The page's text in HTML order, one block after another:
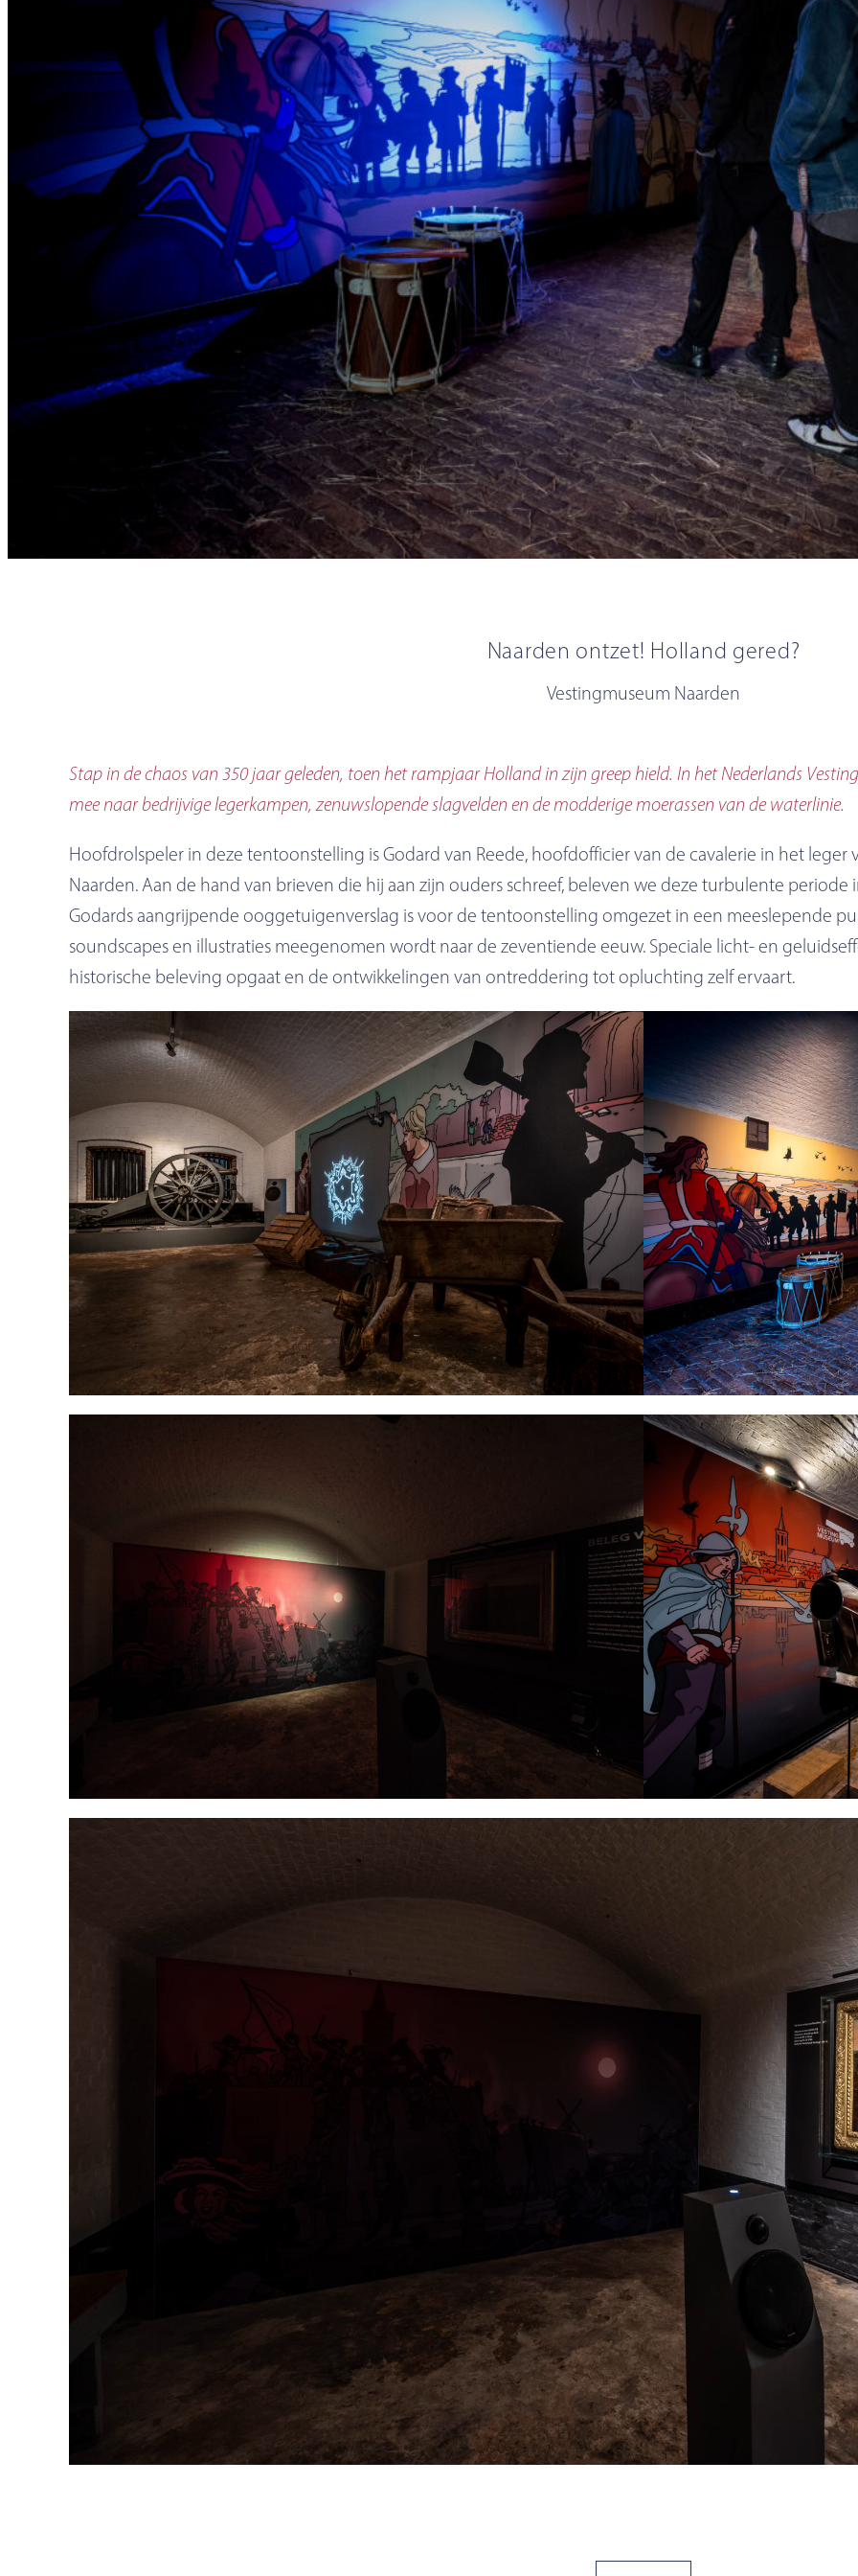
Naarden ontzet! Holland gered?
Vestingmuseum Naarden
Stap in de chaos van 350 jaar geleden, toen het rampjaar Holland in zijn greep hield. In het Nederlands
mee naar bedrijvige legerkampen, zenuwslopende slagvelden en de modderige moerassen van de waterlinie.
Hoofdrolspeler in deze tentoonstelling is Godard van Reede, hoofdofficier van de cavalerie in het leger
Naarden. Aan de hand van brieven die hij aan zijn ouders schreef, beleven we deze turbulente
Godards aangrijpende ooggetuigenverslag is voor de tentoonstelling omgezet in een meeslepende
soundscapes en illustraties meegenomen wordt naar de zeventiende eeuw. Speciale licht- en
historische beleving opgaat en de ontwikkelingen van ontreddering tot opluchting zelf ervaart.